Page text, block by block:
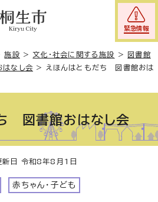
緊急情報
施設 >文化・社会に関する施設 > 図書館
はなし会 >
えほんはともだち 図書館おは
図書館おはなし会
日 令和8年8月1日
赤ちゃん・子ども